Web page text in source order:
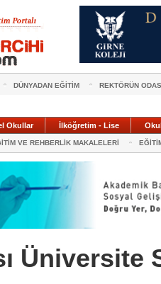
DÜNYADAN EĞİTİM REKTÖRÜN
Okullar İlköğretim - Lise
VE REHBERLİK MAKALELERİ
Üniversite